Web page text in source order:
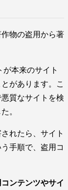
物の盗用から著
本来のサイト
があります。こ
質なサイトを検
。
れたら、サイト
手順で、盗用コ
ンテンツやサイ